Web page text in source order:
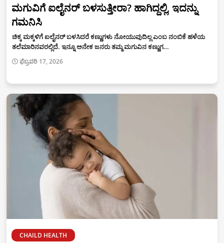
ಮಗುವಿಗೆ ಐಲೈನರ್ ಬಳಸುತ್ತೀರಾ? ಹಾಗಿದ್ದಲ್ಲಿ, ಇದನ್ನು
ಗಮನಿಸಿ
ಚಿಕ್ಕ ಮಕ್ಕಳಿಗೆ ಐಲೈನರ್ ಬಳಸಿದರೆ ಕಣ್ಣುಗಳು ನೋಯುವುದಿಲ್ಲ ಎಂಬ ನಂಬಿಕೆ ಹಳೆಯ
ತಲೆಮಾರಿನವರಲ್ಲಿದೆ. ಇನ್ನೂ ಅನೇಕ ಜನರು ತಮ್ಮ ಮಗುವಿನ ಕಣ್ಣುಗ…
ಫೆಬ್ರವರಿ 17, 2026
CHAILD HEALTH